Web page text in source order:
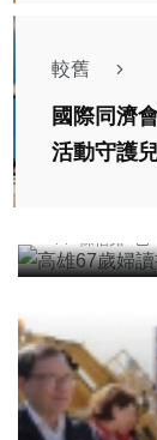
較舊
國際同濟
活動守護
綜合新聞
陳信銘